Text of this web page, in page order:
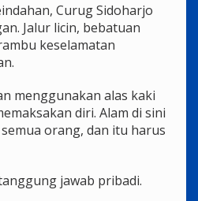
Curug Sidoharjo
Jalur licin, bebatuan
keselamatan
menggunakan alas kaki
diri. Alam di sini
orang, dan itu harus
jawab pribadi.